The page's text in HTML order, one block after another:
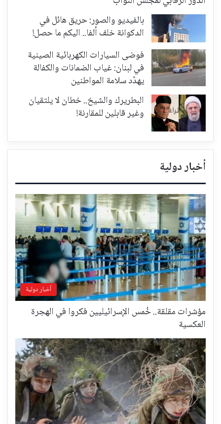
بالفيديو والصور: حريق هائل في
الدكوانة خلف ألفا.. اليكم ما حصل!
فوضى السيارات الكهربائية الصينية
في لبنان: غياب الضمانات والكفالة
يهدّد سلامة المواطنين
البطريرك والشيخ.. خطان لا يلتقيان
وغير قابلين للمقارنة!
أخبار دولية
أخبار دولية
مؤشرات مقلقة.. خُمس الإسرائيليين فكروا في الهجرة
العكسية